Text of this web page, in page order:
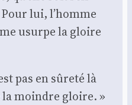
lui, l’homme
usurpe la gloire
pas en sûre­té là
la moindre gloire. »